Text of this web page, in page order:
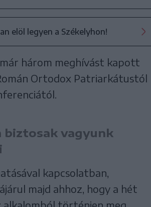
elöl legyen a Székelyhon!
három meghívást kapott
Ortodox Patriarkátustól
biztosak vagyunk
kapcsolatban,
majd ahhoz, hogy a hét